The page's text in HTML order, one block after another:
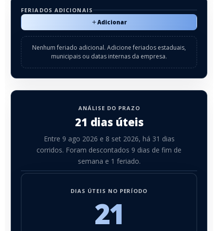
FERIADOS ADICIONAIS
Adicionar
Nenhum feriado adicional. Adicione feriados estaduais,
municipais ou datas internas da empresa.
ANÁLISE DO PRAZO
21 dias úteis
Entre 9 ago 2026 e 8 set 2026, há 31 dias
corridos. Foram descontados 9 dias de fim de
semana e 1 feriado.
DIAS ÚTEIS NO PERÍODO
21